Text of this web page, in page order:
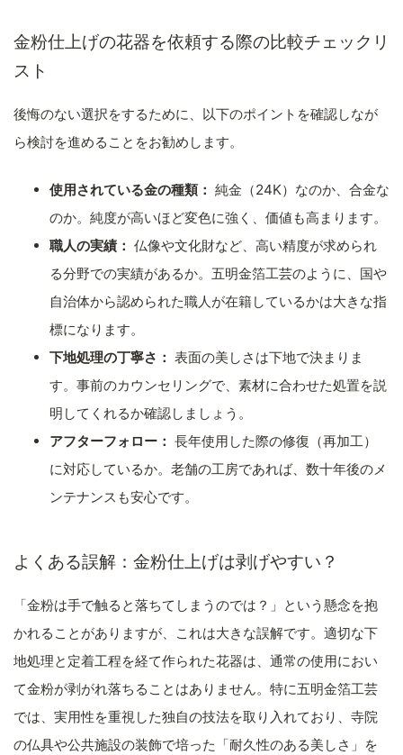
金粉仕上げの花器を依頼する際の比較チェックリ
スト
後悔のない選択をするために、以下のポイントを確認しなが
ら検討を進めることをお勧めします。
使用されている金の種類： 純金（24K）なのか、合金な
のか。純度が高いほど変色に強く、価値も高まります。
職人の実績： 仏像や文化財など、高い精度が求められ
る分野での実績があるか。五明金箔工芸のように、国や
自治体から認められた職人が在籍しているかは大きな指
標になります。
下地処理の丁寧さ： 表面の美しさは下地で決まりま
す。事前のカウンセリングで、素材に合わせた処置を説
明してくれるか確認しましょう。
アフターフォロー： 長年使用した際の修復（再加工）
に対応しているか。老舗の工房であれば、数十年後のメ
ンテナンスも安心です。
よくある誤解：金粉仕上げは剥げやすい？
「金粉は手で触ると落ちてしまうのでは？」という懸念を抱
かれることがありますが、これは大きな誤解です。適切な下
地処理と定着工程を経て作られた花器は、通常の使用におい
て金粉が剥がれ落ちることはありません。特に五明金箔工芸
では、実用性を重視した独自の技法を取り入れており、寺院
の仏具や公共施設の装飾で培った「耐久性のある美しさ」を